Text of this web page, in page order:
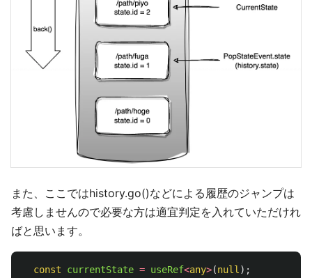
また、ここではhistory.go()などによる履歴のジャンプは
考慮しませんので必要な方は適宜判定を入れていただけれ
ばと思います。
const currentState = useRef<any>(null);